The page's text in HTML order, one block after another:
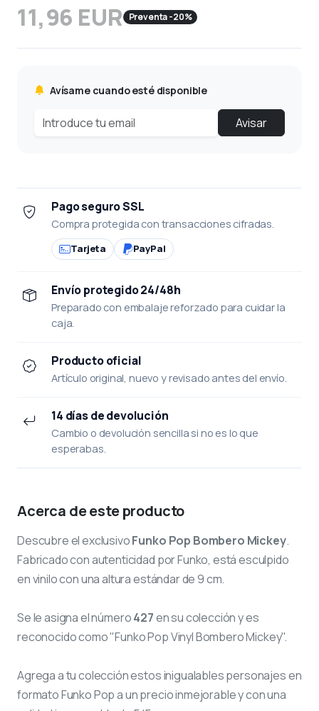
11,96 EUR Preventa -20%
Avísame cuando esté disponible
Avisar
Pago seguro SSL
Compra protegida con transacciones cifradas.
Tarjeta PayPal
Envío protegido 24/48h
Preparado con embalaje reforzado para cuidar la
caja.
Producto oficial
Artículo original, nuevo y revisado antes del envío.
14 días de devolución
Cambio o devolución sencilla si no es lo que
esperabas.
Acerca de este producto
Descubre el exclusivoFunko Pop Bombero Mickey.
Fabricado con autenticidad por Funko, está esculpido
en vinilo con una altura estándar de 9 cm.
Se le asigna el número427en su colección y es
reconocido como "Funko Pop Vinyl Bombero Mickey".
Agrega a tu colección estos inigualables personajes en
formato Funko Pop a un precio inmejorable y con una